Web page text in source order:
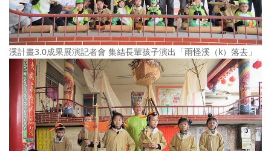
溪計畫3.0成果展演記者會 集結長輩孩子演出「雨怪溪（k）落去」